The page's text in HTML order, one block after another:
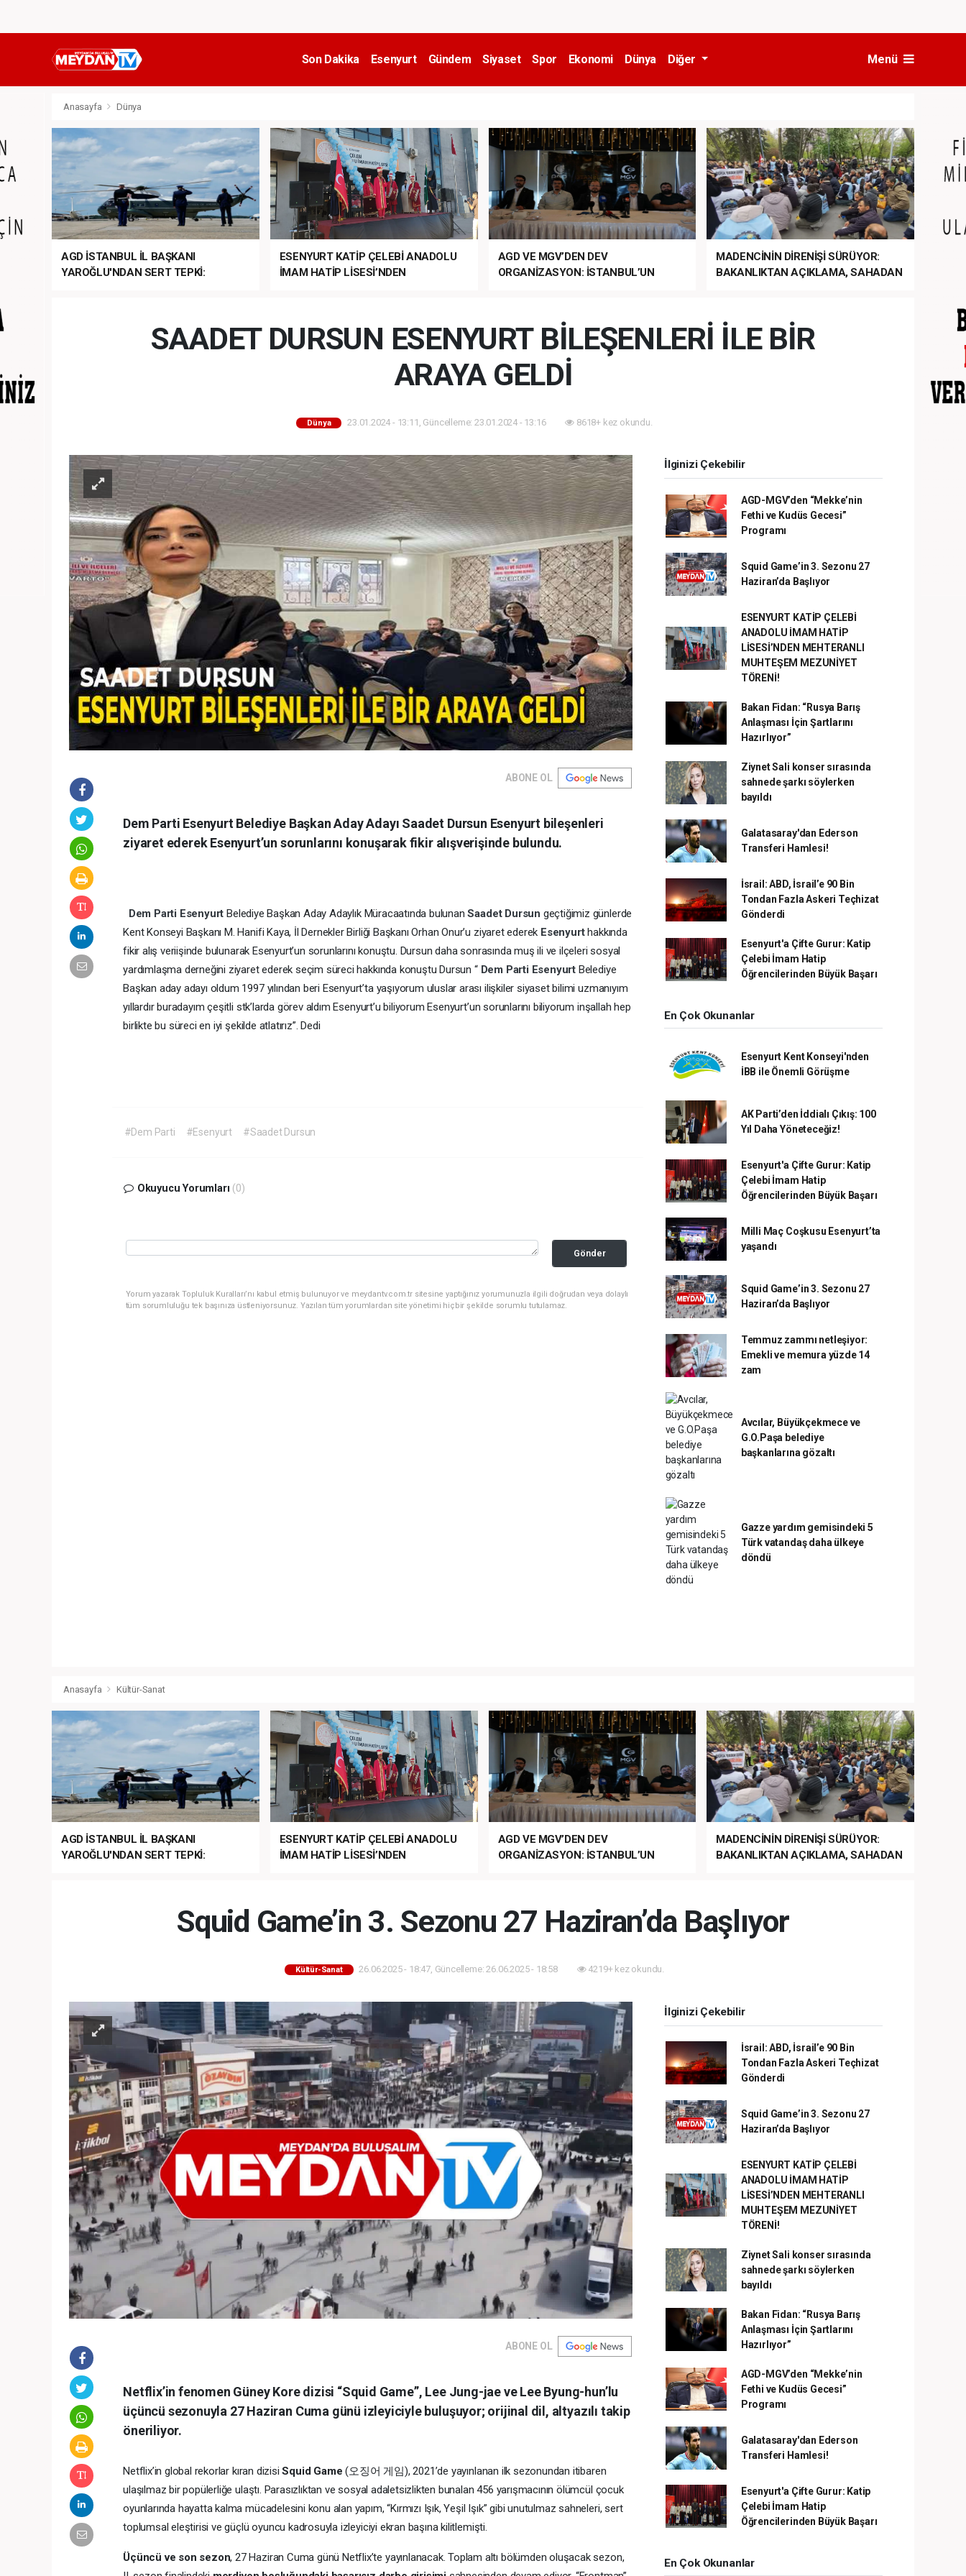
Son Dakika Esenyurt Gündem Siyaset Spor Ekonomi Dünya Diğer Menü
Anasayfa Dünya
AGD İSTANBUL İL BAŞKANI
YAROĞLU'NDAN SERT TEPKİ:
ESENYURT KATİP ÇELEBİ ANADOLU
İMAM HATİP LİSESİ’NDEN
AGD VE MGV’DEN DEV
ORGANİZASYON: İSTANBUL’UN
MADENCİNİN DİRENİŞİ SÜRÜYOR:
BAKANLIKTAN AÇIKLAMA, SAHADAN
SAADET DURSUN ESENYURT BİLEŞENLERİ İLE BİR
ARAYA GELDİ
Dünya 23.01.2024 - 13:11, Güncelleme: 23.01.2024 - 13:16 8618+ kez okundu.
ABONE OL
Dem Parti Esenyurt Belediye Başkan Aday Adayı Saadet Dursun Esenyurt bileşenleri
ziyaret ederek Esenyurt’un sorunlarını konuşarak fikir alışverişinde bulundu.
Dem Parti EsenyurtBelediye Başkan Aday Adaylık Müracaatında bulunanSaadet Dursun geçtiğimiz günlerde
Kent Konseyi Başkanı M. Hanifi Kaya, İl Dernekler Birliği Başkanı Orhan Onur’u ziyaret ederek Esenyurthakkında
fikir alış veriişinde bulunarak Esenyurt’un sorunlarını konuştu. Dursun daha sonrasında muş ili ve ilçeleri sosyal
yardımlaşma derneğini ziyaret ederek seçim süreci hakkında konuştu Dursun “ Dem Parti Esenyurt Belediye
Başkan aday adayı oldum 1997 yılından beri Esenyurt’ta yaşıyorum uluslar arası ilişkiler siyaset bilimi uzmanıyım
yıllardır buradayım çeşitli stk’larda görev aldım Esenyurt’u biliyorum Esenyurt’un sorunlarını biliyorum inşallah hep
birlikte bu süreci en iyi şekilde atlatırız”. Dedi
#Dem Parti #Esenyurt #Saadet Dursun
Okuyucu Yorumları (0)
Gönder
Yorum yazarak Topluluk Kuralları’nı kabul etmiş bulunuyor ve meydantv.com.tr sitesine yaptığınız yorumunuzla ilgili doğrudan veya dolaylı
tüm sorumluluğu tek başınıza üstleniyorsunuz. Yazılan tüm yorumlardan site yönetimi hiçbir şekilde sorumlu tutulamaz.
İlginizi Çekebilir
AGD-MGV’den “Mekke’nin
Fethi ve Kudüs Gecesi”
Programı
Squid Game’in 3. Sezonu 27
Haziran’da Başlıyor
ESENYURT KATİP ÇELEBİ
ANADOLU İMAM HATİP
LİSESİ’NDEN MEHTERANLI
MUHTEŞEM MEZUNİYET
TÖRENİ!
Bakan Fidan: “Rusya Barış
Anlaşması İçin Şartlarını
Hazırlıyor”
Ziynet Sali konser sırasında
sahnede şarkı söylerken
bayıldı
Galatasaray'dan Ederson
Transferi Hamlesi!
İsrail: ABD, İsrail’e 90 Bin
Tondan Fazla Askeri Teçhizat
Gönderdi
Esenyurt'a Çifte Gurur: Katip
Çelebi İmam Hatip
Öğrencilerinden Büyük Başarı
En Çok Okunanlar
Esenyurt Kent Konseyi'nden
İBB ile Önemli Görüşme
AK Parti’den İddialı Çıkış: 100
Yıl Daha Yöneteceğiz!
Esenyurt'a Çifte Gurur: Katip
Çelebi İmam Hatip
Öğrencilerinden Büyük Başarı
Milli Maç Coşkusu Esenyurt’ta
yaşandı
Squid Game’in 3. Sezonu 27
Haziran’da Başlıyor
Temmuz zammı netleşiyor:
Emekli ve memura yüzde 14
zam
Avcılar, Büyükçekmece ve
G.O.Paşa belediye
başkanlarına gözaltı
Gazze yardım gemisindeki 5
Türk vatandaş daha ülkeye
döndü
Anasayfa Kültür-Sanat
AGD İSTANBUL İL BAŞKANI
YAROĞLU'NDAN SERT TEPKİ:
ESENYURT KATİP ÇELEBİ ANADOLU
İMAM HATİP LİSESİ’NDEN
AGD VE MGV’DEN DEV
ORGANİZASYON: İSTANBUL’UN
MADENCİNİN DİRENİŞİ SÜRÜYOR:
BAKANLIKTAN AÇIKLAMA, SAHADAN
Squid Game’in 3. Sezonu 27 Haziran’da Başlıyor
Kültür-Sanat 26.06.2025 - 18:47, Güncelleme: 26.06.2025 - 18:58 4219+ kez okundu.
ABONE OL
Netflix’in fenomen Güney Kore dizisi “Squid Game”, Lee Jung-jae ve Lee Byung-hun’lu
üçüncü sezonuyla 27 Haziran Cuma günü izleyiciyle buluşuyor; orijinal dil, altyazılı takip
öneriliyor.
Netflix’in global rekorlar kıran dizisiSquid Game (오징어 게임), 2021’de yayınlanan ilk sezonundan itibaren
ulaşılmaz bir popülerliğe ulaştı. Parasızlıktan ve sosyal adaletsizlikten bunalan 456 yarışmacının ölümcül çocuk
oyunlarında hayatta kalma mücadelesini konu alan yapım, “Kırmızı Işık, Yeşil Işık” gibi unutulmaz sahneleri, sert
toplumsal eleştirisi ve güçlü oyuncu kadrosuyla izleyiciyi ekran başına kilitlemişti.
Üçüncü ve son sezon, 27 Haziran Cuma günü Netflix’te yayınlanacak. Toplam altı bölümden oluşacak sezon,
İlginizi Çekebilir
İsrail: ABD, İsrail’e 90 Bin
Tondan Fazla Askeri Teçhizat
Gönderdi
Squid Game’in 3. Sezonu 27
Haziran’da Başlıyor
ESENYURT KATİP ÇELEBİ
ANADOLU İMAM HATİP
LİSESİ’NDEN MEHTERANLI
MUHTEŞEM MEZUNİYET
TÖRENİ!
Ziynet Sali konser sırasında
sahnede şarkı söylerken
bayıldı
Bakan Fidan: “Rusya Barış
Anlaşması İçin Şartlarını
Hazırlıyor”
AGD-MGV’den “Mekke’nin
Fethi ve Kudüs Gecesi”
Programı
Galatasaray'dan Ederson
Transferi Hamlesi!
Esenyurt'a Çifte Gurur: Katip
Çelebi İmam Hatip
Öğrencilerinden Büyük Başarı
En Çok Okunanlar